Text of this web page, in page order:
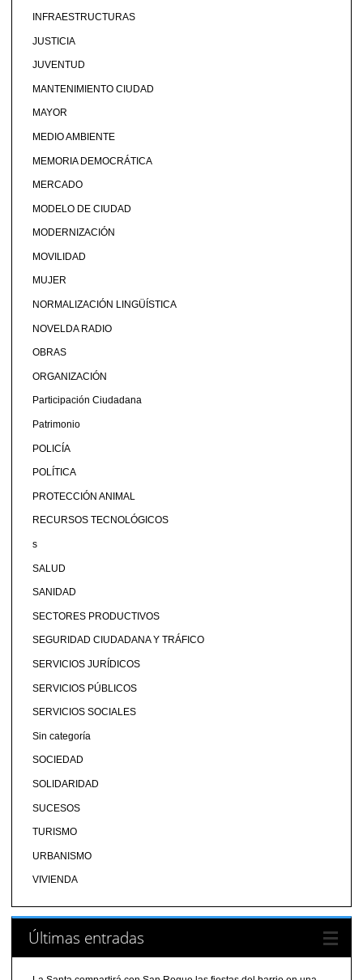
INFRAESTRUCTURAS
JUSTICIA
JUVENTUD
MANTENIMIENTO CIUDAD
MAYOR
MEDIO AMBIENTE
MEMORIA DEMOCRÁTICA
MERCADO
MODELO DE CIUDAD
MODERNIZACIÓN
MOVILIDAD
MUJER
NORMALIZACIÓN LINGÜÍSTICA
NOVELDA RADIO
OBRAS
ORGANIZACIÓN
Participación Ciudadana
Patrimonio
POLICÍA
POLÍTICA
PROTECCIÓN ANIMAL
RECURSOS TECNOLÓGICOS
s
SALUD
SANIDAD
SECTORES PRODUCTIVOS
SEGURIDAD CIUDADANA Y TRÁFICO
SERVICIOS JURÍDICOS
SERVICIOS PÚBLICOS
SERVICIOS SOCIALES
Sin categoría
SOCIEDAD
SOLIDARIDAD
SUCESOS
TURISMO
URBANISMO
VIVIENDA
Últimas entradas